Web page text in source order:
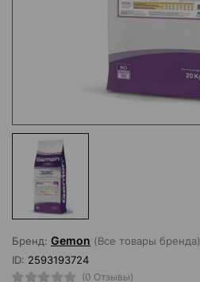
Бренд: Gemon (Все товары бренда)
ID: 2593193724
(0 Отзывы)